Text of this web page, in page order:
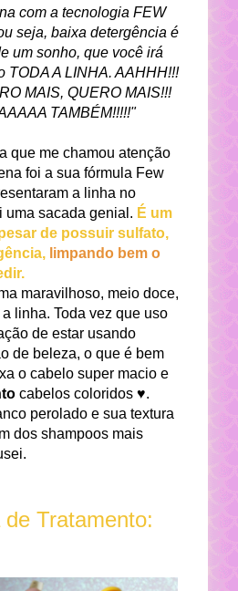
com a tecnologia FEW
seja, baixa detergência é
um sonho, que você irá
TODA A LINHA. AAHHH!!!
MAIS, QUERO MAIS!!!
TAMBÉM!!!!!"
que me chamou atenção
foi a sua fórmula Few
a linha no
uma sacada genial. É um
de possuir sulfato,
limpando bem o
maravilhoso, meio doce,
linha. Toda vez que uso
de estar usando
de beleza, o que é bem
o cabelo super macio e
cabelos coloridos ♥.
perolado e sua textura
dos shampoos mais
de Tratamento: